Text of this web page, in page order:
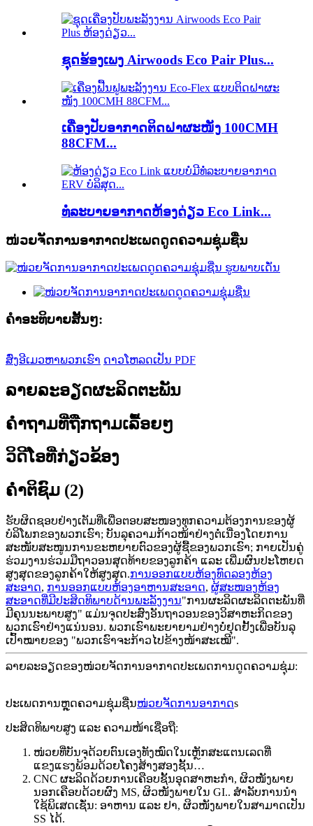
ຊຸດຮ້ອງເພງ Airwoods Eco Pair Plus...
ເຄື່ອງປັບອາກາດຕິດຝາຜະໜັງ 100CMH
88CFM...
ທໍ່ລະບາຍອາກາດຫ້ອງດ່ຽວ Eco Link...
ໜ່ວຍຈັດການອາກາດປະເພດດູດຄວາມຊຸ່ມຊື່ນ
ຄໍາອະທິບາຍສັ້ນໆ:
ສົ່ງອີເມວຫາພວກເຮົາ ດາວໂຫລດເປັນ PDF
ລາຍລະອຽດຜະລິດຕະພັນ
ຄຳຖາມທີ່ຖືກຖາມເລື້ອຍໆ
ວິດີໂອທີ່ກ່ຽວຂ້ອງ
ຄຳຕິຊົມ (2)
ຮັບຜິດຊອບຢ່າງເຕັມທີ່ເພື່ອຕອບສະໜອງທຸກຄວາມຕ້ອງການຂອງຜູ້
ບໍລິໂພກຂອງພວກເຮົາ; ບັນລຸຄວາມກ້າວໜ້າຢ່າງຕໍ່ເນື່ອງໂດຍການ
ສະໜັບສະໜູນການຂະຫຍາຍຕົວຂອງຜູ້ຊື້ຂອງພວກເຮົາ; ກາຍເປັນຄູ່
ຮ່ວມງານຮ່ວມມືຖາວອນສຸດທ້າຍຂອງລູກຄ້າ ແລະ ເພີ່ມຜົນປະໂຫຍດ
ສູງສຸດຂອງລູກຄ້າໃຫ້ສູງສຸດ.ການອອກແບບຫ້ອງທົດລອງຫ້ອງ
ສະອາດ, ການອອກແບບຫ້ອງອາຫານສະອາດ, ຜູ້ສະໜອງຫ້ອງ
ສະອາດທີ່ມີປະສິດທິພາບດ້ານພະລັງງານ"ການຜະລິດຜະລິດຕະພັນທີ່
ມີຄຸນນະພາບສູງ" ແມ່ນຈຸດປະສົງອັນຖາວອນຂອງວິສາຫະກິດຂອງ
ພວກເຮົາຢ່າງແນ່ນອນ. ພວກເຮົາພະຍາຍາມຢ່າງບໍ່ຢຸດຢັ້ງເພື່ອບັນລຸ
ເປົ້າໝາຍຂອງ "ພວກເຮົາຈະກ້າວໄປຂ້າງໜ້າສະເໝີ".
ລາຍລະອຽດຂອງໜ່ວຍຈັດການອາກາດປະເພດການດູດຄວາມຊຸ່ມ:
ປະເພດການຫຼຸດຄວາມຊຸ່ມຊື່ນໜ່ວຍຈັດການອາກາດs
ປະສິດທິພາບສູງ ແລະ ຄວາມໜ້າເຊື່ອຖື:
ໜ່ວຍທີ່ບັນຈຸດ້ວຍຕົນເອງທັງໝົດໃນເຫຼັກສະແຕນເລດທີ່
ແຂງແຮງພ້ອມດ້ວຍໂຄງສ້າງສອງຊັ້ນ…
CNC ຜະລິດດ້ວຍການເຄືອບຊັ້ນອຸດສາຫະກໍາ, ຜິວໜັງພາຍ
ນອກເຄືອບດ້ວຍຜົງ MS, ຜິວໜັງພາຍໃນ GI.. ສຳລັບການນຳ
ໃຊ້ພິເສດເຊັ່ນ: ອາຫານ ແລະ ຢາ, ຜິວໜັງພາຍໃນສາມາດເປັນ
SS ໄດ້.